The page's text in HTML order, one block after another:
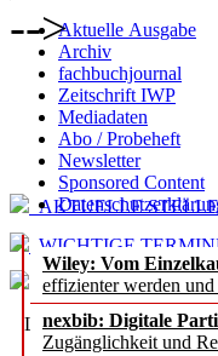
Aktuelle Ausgabe
Archiv
fachbuchjournal
Zeitschrift IWP
Mediadaten
Abo / Probeheft
Newsletter
Sponsored Content
Wiley: Vom
effizienter werden und
nexbib: Digitale
Zugänglichkeit und
-->
AKTUELLE
WICHTIGE
LESETIPPS beib.i.t.